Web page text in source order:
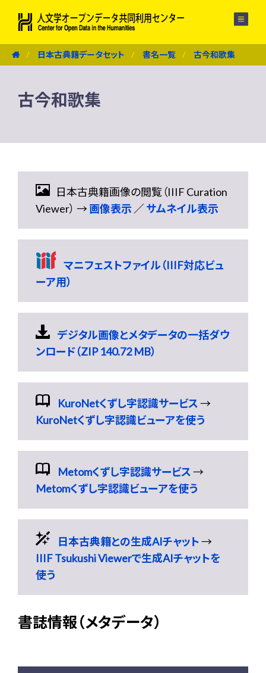
日本古典籍データセット 書名一覧 古今和歌集
古今和歌集
日本古典籍画像の閲覧（IIIF Curation
Viewer） →画像表示 ／サムネイル表示
マニフェストファイル（IIIF対応ビュ
ーア用）
デジタル画像とメタデータの一括ダウ
ンロード（ZIP 140.72 MB）
KuroNetくずし字認識サービス→
KuroNetくずし字認識ビューアを使う
Metomくずし字認識サービス→
Metomくずし字認識ビューアを使う
日本古典籍との生成AIチャット→
IIIF Tsukushi Viewerで生成AIチャットを
使う
書誌情報（メタデータ）